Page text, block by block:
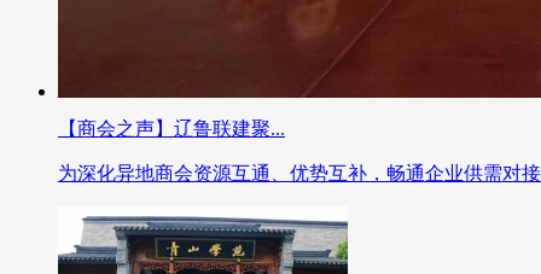
【商会之声】辽鲁联建聚...
为深化异地商会资源互通、优势互补，畅通企业供需对